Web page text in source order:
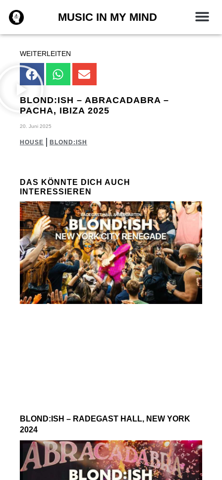
Inhalt
springen
MUSIC IN MY MIND
WEITERLEITEN
BLOND:ISH – ABRACADABRA –
PACHA, IBIZA 2025
20. Juni 2025
HOUSE BLOND:ISH
DAS KÖNNTE DICH AUCH
INTERESSIEREN
BLOND:ISH – RADEGAST HALL, NEW YORK
2024